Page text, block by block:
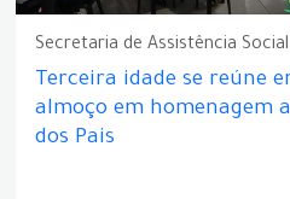
Secretaria de Assistência Social
Terceira idade se reúne
almoço em homenagem
dos Pais